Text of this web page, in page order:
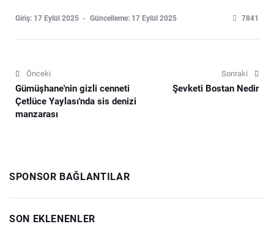
Giriş: 17 Eylül 2025 Güncelleme: 17 Eylül 2025 7841
Önceki
Gümüşhane'nin gizli cenneti
Çetlüce Yaylası'nda sis denizi
manzarası
Sonraki
Şevketi Bostan Nedir
SPONSOR BAĞLANTILAR
SON EKLENENLER